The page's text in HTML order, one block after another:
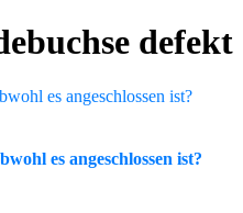
defekt
es angeschlossen ist?